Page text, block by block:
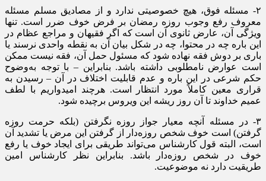
۲- مسئله فوق، هیچ خصوصیتی ندارد و از مصادیق مسلم مسئله
معروف رفع وجوب روزه رمضان بر فرض خوف ضرر است. تنها
ویژگی آن، عارض ثانوی آن است که اگر فقیهان و مراجع عظام در
این باره چه در محتوا، چه در شکل بیان آن به نقطه واحدی نرسند یا
باری بر دوش فقه نهاده شود که مسئول حمل آن، فقه نیست ممکن
است عوارض نامطلوبی داشته باشد. بنابراین – با توجه به‌وضوح
حکم شرعی در این باره و عدم قابلیت اختلاف در آن – رسیدن به
قراری معین کاملاً مورد انتظار است. هرچند امیدواریم با لطف
عمیم خداوند تا آن روز ریشه این ویروس برچیده شود.
۳- در مسئله آنچه معیار جواز روزه نگرفتن (بلکه حرمت روزه
گرفتن) است خوف شخص روزه‌دار از گرفتن این مرض یا تشدید آن
است، البته قول کارشناس می‌تواند طریقی برای ایجاد خوف یا رفع
خوف در شخص روزه‌دار باشد. بنابراین نظر کارشناس امین
طریقیت دارد نه موضوعیت.